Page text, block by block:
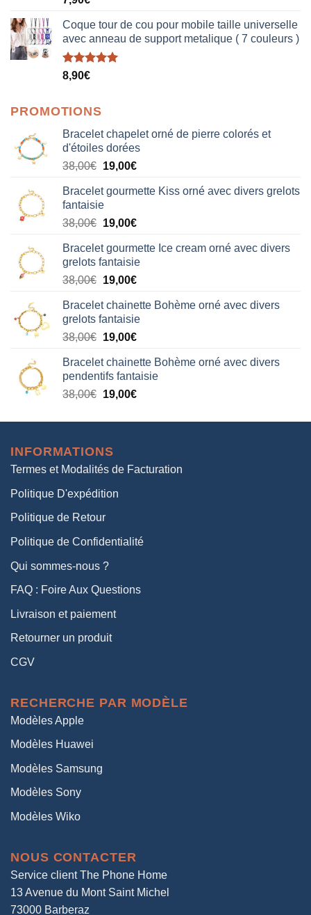
Coque tour de cou pour mobile taille universelle
avec anneau de support metalique ( 7 couleurs )
Note5.00
8,90€
PROMOTIONS
Bracelet chapelet orné de pierre colorés et
d'étoiles dorées
38,00€ Le
initial
était :
38,00€.
19,00€Le
actuel
19,00€.
Bracelet gourmette Kiss orné avec divers grelots
fantaisie
38,00€ Le
initial
était :
38,00€.
19,00€Le
actuel
est :
19,00€.
Bracelet gourmette Ice cream orné avec divers
grelots fantaisie
38,00€ Le
initial
était :
38,00€.
19,00€Le
actuel
est :
19,00€.
Bracelet chainette Bohème orné avec divers
grelots fantaisie
38,00€ Le
initial
était :
38,00€.
19,00€Le
actuel
est :
19,00€.
Bracelet chainette Bohème orné avec divers
pendentifs fantaisie
38,00€ Le
initial
38,00€.
19,00€Le
actuel
INFORMATIONS
Termes et Modalités de Facturation
Politique D'expédition
Politique de Retour
Politique de Confidentialité
Qui sommes-nous ?
FAQ : Foire Aux Questions
Livraison et paiement
Retourner un produit
CGV
RECHERCHE PAR MODÈLE
Modèles Apple
Modèles Huawei
Modèles Samsung
Modèles Sony
Modèles Wiko
NOUS CONTACTER
Service client The Phone Home
13 Avenue du Mont Saint Michel
73000 Barberaz